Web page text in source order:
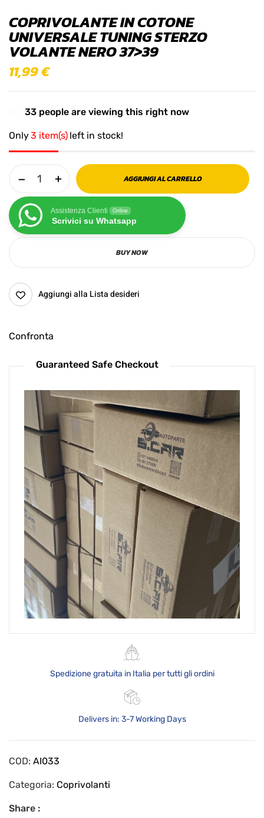
COPRIVOLANTE IN COTONE
UNIVERSALE TUNING STERZO
VOLANTE NERO 37>39
11,99€
33 people are viewing this right now
Only3 item(s) left in stock!
AGGIUNGI AL CARRELLO
Assistenza Clienti Online
Scrivici su Whatsapp
BUY NOW
Aggiungi alla Lista desideri
Confronta
Guaranteed Safe Checkout
Spedizione gratuita in Italia per tutti gli ordini
Delivers in: 3-7 Working Days
COD: AI033
Categoria: Coprivolanti
Share :